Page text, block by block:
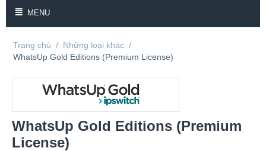
MENU
Trang chủ / Những loại khác /
WhatsUp Gold Editions (Premium License)
WhatsUp Gold Editions (Premium
License)